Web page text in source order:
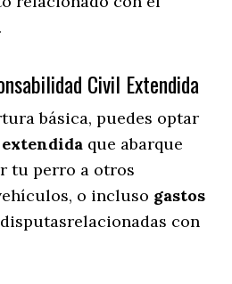
Civil Extendida
básica, puedes optar
que abarque
tu perro a otros
o incluso gastos
con